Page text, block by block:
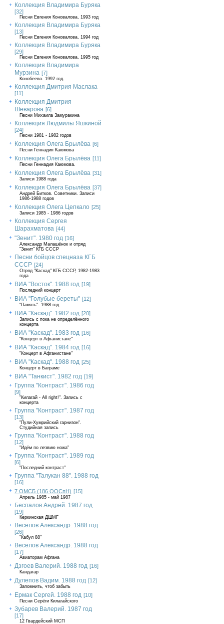
Коллекция Владимира Буряка
[32]
Песни Евгения Коновалова, 1993 год
Коллекция Владимира Буряка
[13]
Песни Евгения Коновалова, 1994 год
Коллекция Владимира Буряка
[29]
Песни Евгения Коновалова, 1995 год
Коллекция Владимира
Мурзина [7]
Конобеево. 1992 год.
Коллекция Дмитрия Маслака
[11]
Коллекция Дмитрия
Шеварова [6]
Песни Михаила Замуракина
Коллекция Людмилы Яшкиной
[24]
Песни 1981 - 1982 годов
Коллекция Олега Брылёва [6]
Песни Геннадия Каюмова
Коллекция Олега Брылёва [11]
Песни Геннадия Каюмова.
Коллекция Олега Брылёва [31]
Записи 1988 года
Коллекция Олега Брылёва [37]
Андрей Битков. Советники. Записи
1986-1988 годов
Коллекция Олега Цепкало [25]
Записи 1985 - 1986 годов
Коллекция Сергея
Шарахматова [44]
"Зенит". 1980 год [16]
Александр Малашёнок и отряд
"Зенит" КГБ СССР
Песни бойцов спецназа КГБ
СССР [24]
Отряд "Каскад" КГБ СССР, 1982-1983
года
ВИА "Восток". 1988 год [19]
Последний концерт
ВИА "Голубые береты" [12]
"Память". 1988 год
ВИА "Каскад". 1982 год [20]
Запись с пока не определённого
концерта
ВИА "Каскад". 1983 год [16]
"Концерт в Афганистане"
ВИА "Каскад". 1984 год [16]
"Концерт в Афганистане"
ВИА "Каскад". 1988 год [25]
Концерт в Баграме
ВИА "Танкист". 1982 год [19]
Группа "Контраст". 1986 год
[9]
"Килагай - All right!". Запись с
концерта
Группа "Контраст". 1987 год
[13]
"Пули-Хумрийский гарнизон".
Студийная запись
Группа "Контраст". 1988 год
[12]
"Идём по лезвию ножа"
Группа "Контраст". 1989 год
[6]
"Последний контраст"
Группа "Талукан 88". 1988 год
[16]
7 ОМСБ (186 ООСпН) [15]
Апрель 1985 - май 1987
Беспалов Андрей. 1987 год
[19]
Керкинская ДШМГ
Веселов Александр. 1988 год
[26]
"Кабул 88"
Веселов Александр. 1988 год
[17]
Авиаторам Афгана
Дзгоев Валерий. 1988 год [16]
Кандагар
Дулепов Вадим. 1988 год [12]
Запомнить, чтоб забыть
Ермак Сергей. 1988 год [10]
Песни Серёги Килагайского
Зубарев Валерий. 1987 год
[17]
12 Гвардейский МСП